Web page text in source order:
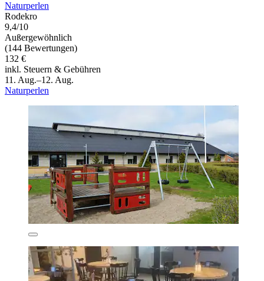
Naturperlen
Rodekro
9,4/10
Außergewöhnlich
(144 Bewertungen)
132 €
inkl. Steuern & Gebühren
11. Aug.–12. Aug.
Naturperlen